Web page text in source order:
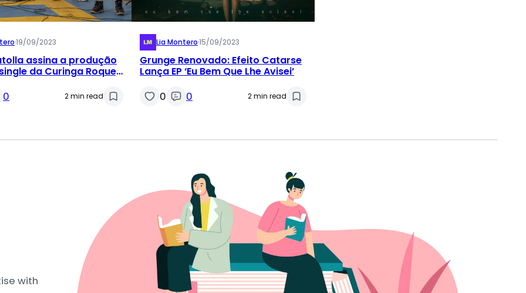
·19/09/2023
assina a produção
da Curinga Roque,
0 2 min read
Lia Montero·15/09/2023
Grunge Renovado: Efeito Catarse
Lança EP ‘Eu Bem Que Lhe Avisei’
0 0 2 min read
with